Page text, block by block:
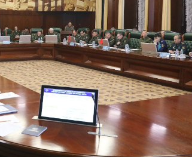
(генеральных штабов вооруженных сил)